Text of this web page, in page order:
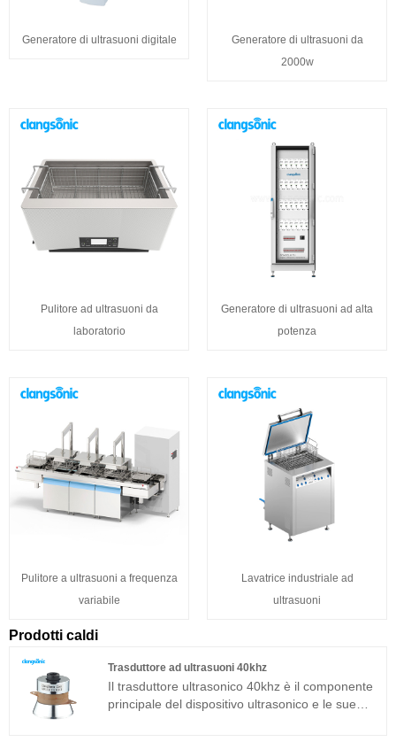
Generatore di ultrasuoni digitale
Generatore di ultrasuoni da
2000w
Pulitore ad ultrasuoni da
laboratorio
Generatore di ultrasuoni ad alta
potenza
Pulitore a ultrasuoni a frequenza
variabile
Lavatrice industriale ad
ultrasuoni
Prodotti caldi
Trasduttore ad ultrasuoni 40khz
Il trasduttore ultrasonico 40khz è il componente
principale del dispositivo ultrasonico e le sue